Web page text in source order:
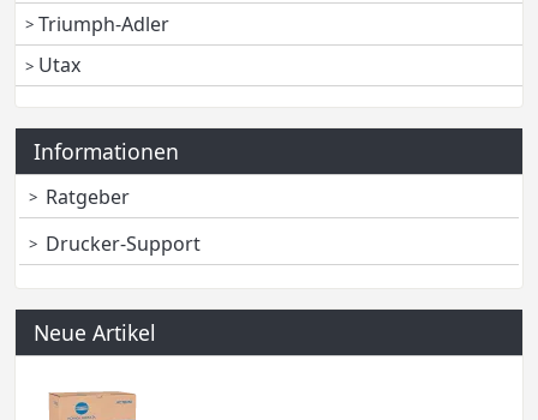
Triumph-Adler
Utax
Informationen
Ratgeber
Drucker-Support
Neue Artikel